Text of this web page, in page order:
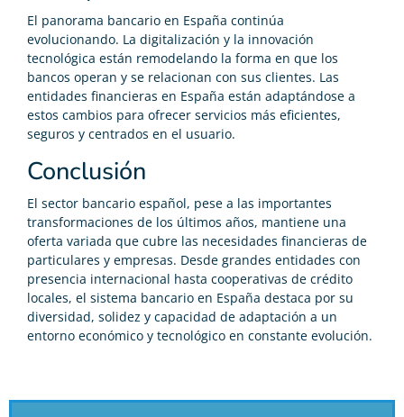
El panorama bancario en España continúa
evolucionando. La digitalización y la innovación
tecnológica están remodelando la forma en que los
bancos operan y se relacionan con sus clientes. Las
entidades financieras en España están adaptándose a
estos cambios para ofrecer servicios más eficientes,
seguros y centrados en el usuario.
Conclusión
El sector bancario español, pese a las importantes
transformaciones de los últimos años, mantiene una
oferta variada que cubre las necesidades financieras de
particulares y empresas. Desde grandes entidades con
presencia internacional hasta cooperativas de crédito
locales, el sistema bancario en España destaca por su
diversidad, solidez y capacidad de adaptación a un
entorno económico y tecnológico en constante evolución.